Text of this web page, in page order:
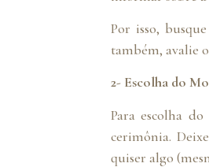
Por isso,
também, avalie
2- Escolha do
Para escolha
cerimônia.
quiser algo